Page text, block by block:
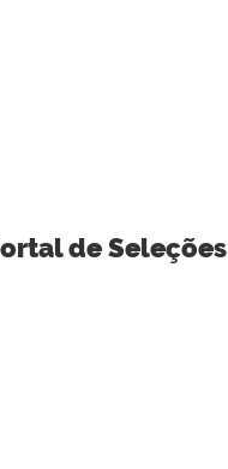
de Seleções